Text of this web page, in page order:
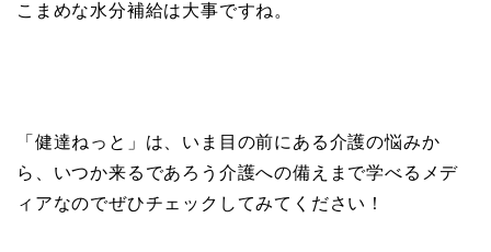
こまめな水分補給は大事ですね。
「健達ねっと」は、いま目の前にある介護の悩みか
ら、いつか来るであろう介護への備えまで学べるメデ
ィアなのでぜひチェックしてみてください！